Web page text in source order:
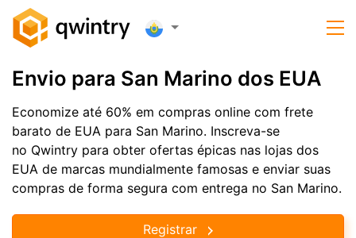
Envio para San Marino dos EUA
Economize até 60% em compras online com frete
barato de EUA para San Marino. Inscreva-se
no Qwintry para obter ofertas épicas nas lojas dos
EUA de marcas mundialmente famosas e enviar suas
compras de forma segura com entrega no San Marino.
Registrar